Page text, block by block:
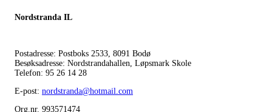
Nordstranda IL
Postadresse: Postboks 2533, 8091 Bodø
Besøksadresse: Nordstrandahallen, Løpsmark Skole
Telefon: 95 26 14 28
E-post: nordstranda@hotmail.com
Org.nr. 993571474